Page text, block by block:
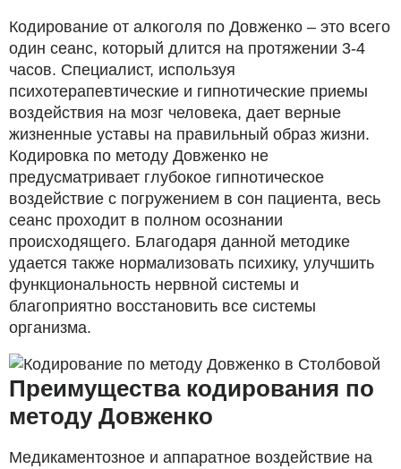
Кодирование от алкоголя по Довженко – это всего
один сеанс, который длится на протяжении 3-4
часов. Специалист, используя
психотерапевтические и гипнотические приемы
воздействия на мозг человека, дает верные
жизненные уставы на правильный образ жизни.
Кодировка по методу Довженко не
предусматривает глубокое гипнотическое
воздействие с погружением в сон пациента, весь
сеанс проходит в полном осознании
происходящего. Благодаря данной методике
удается также нормализовать психику, улучшить
функциональность нервной системы и
благоприятно восстановить все системы
организма.
Преимущества кодирования по
методу Довженко
Медикаментозное и аппаратное воздействие на